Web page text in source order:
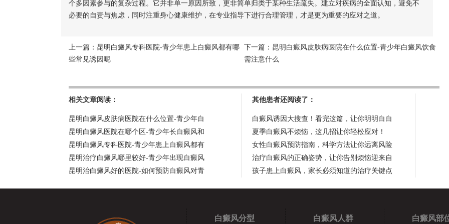
个多因素参与的复杂过程。它并非单一原因所致，更非简单归类于某种生活疏失。建立对疾病的全面认知，避免不
必要的自责与焦虑，同时注重身心健康维护，在专业指导下进行合理管理，才是更为重要的应对之道。
上一篇： 昆明白癜风专科医院-青少年患上白癜风都有哪
些常见诱因呢
下一篇： 昆明白癜风皮肤病医院在什么位置-青少年白癜风饮食
需注意什么
相关文章阅读：
昆明白癜风皮肤病医院在什么位置-青少年白
昆明白癜风医院在哪个区-青少年长白癜风和
昆明白癜风专科医院-青少年患上白癜风都有
昆明治疗白癜风哪里较好-青少年出现白癜风
昆明治白癜风好的医院-如何预防白癜风对青
其他患者还阅读了：
白癜风诱因大搜查！看完这篇，让你明明白白
夏季白癜风不烦恼，这几招让你轻松应对！
女性白癜风预防指南，科学方法让你远离风险
治疗白癜风的正确姿势，让你告别烦恼迎来自
孩子患上白癜风，家长必须知道的治疗关键点
白癜风分型 白癜风人群 白癜风部